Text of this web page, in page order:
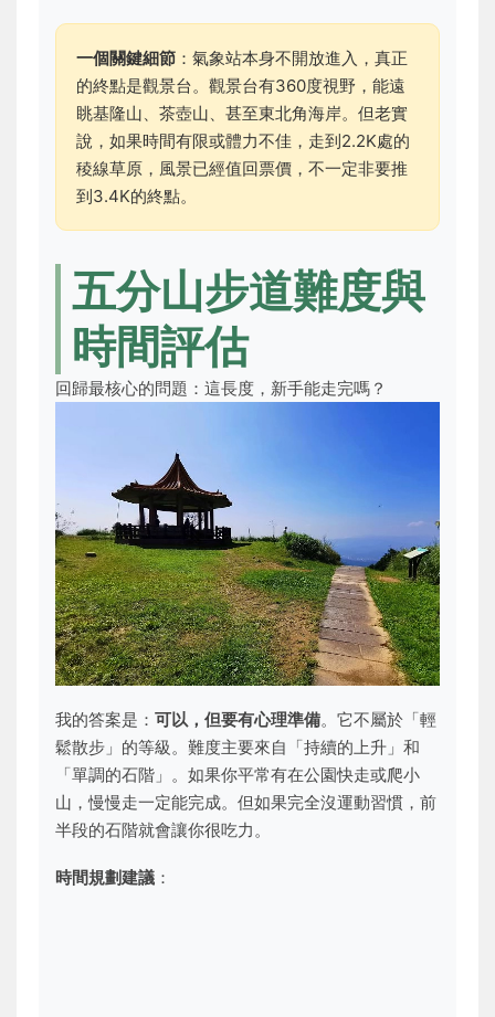
一個關鍵細節 ：氣象站本身不開放進入，真正
的終點是觀景台。觀景台有360度視野，能遠
眺基隆山、茶壺山、甚至東北角海岸。但老實
說，如果時間有限或體力不佳，走到2.2K處的
稜線草原，風景已經值回票價，不一定非要推
到3.4K的終點。
五分山步道難度與
時間評估
回歸最核心的問題：這長度，新手能走完嗎？
我的答案是： 可以，但要有心理準備。它不屬於「輕
鬆散步」的等級。難度主要來自「持續的上升」和
「單調的石階」。如果你平常有在公園快走或爬小
山，慢慢走一定能完成。但如果完全沒運動習慣，前
半段的石階就會讓你很吃力。
時間規劃建議 ：